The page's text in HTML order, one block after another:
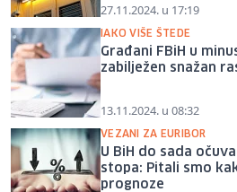
27.11.2024. u 17:19
IAKO VIŠE ŠTEDE
Građani FBiH u
zabilježen snažan
13.11.2024. u 08:32
VEZANI ZA EURIBOR
U BiH do sada
stopa: Pitali smo
prognoze